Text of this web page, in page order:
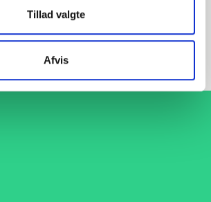
Tillad valgte
Afvis